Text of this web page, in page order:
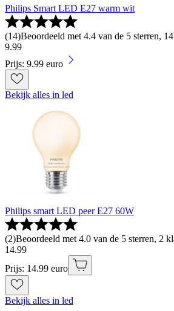
Philips Smart LED E27 warm wit
(14)Beoordeeld met 4.4 van de 5 sterren,
9.99
Prijs: 9.99 euro
Bekijk alles in led
Philips smart LED peer E27 60W
(2)Beoordeeld met 4.0 van de 5 sterren, 2
14.99
Prijs: 14.99 euro
Bekijk alles in led